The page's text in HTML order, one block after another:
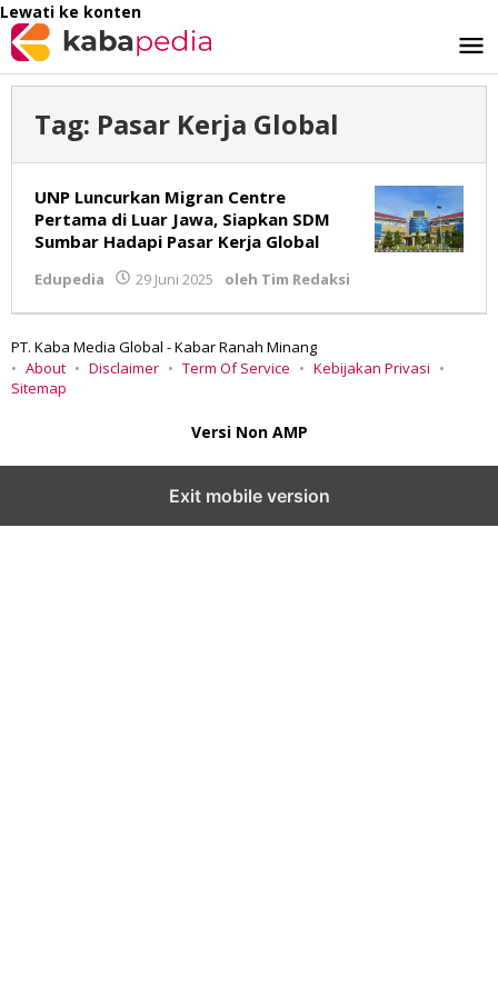
Lewati ke konten
Tag: Pasar Kerja Global
UNP Luncurkan Migran Centre
Pertama di Luar Jawa, Siapkan SDM
Sumbar Hadapi Pasar Kerja Global
Edupedia 29 Juni 2025 oleh Tim Redaksi
PT. Kaba Media Global - Kabar Ranah Minang
About
Disclaimer Term Of Service
Kebijakan Privasi
Sitemap
Versi Non AMP
Exit mobile version